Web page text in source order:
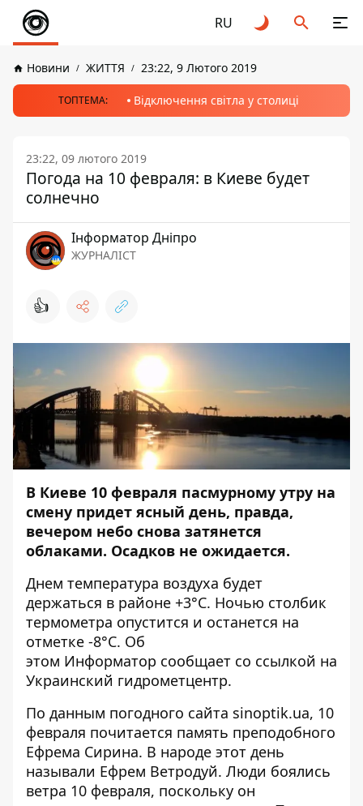
RU
Новини ЖИТТЯ 23:22, 9 Лютого 2019
ТОПТЕМА: Відключення світла у столиці
23:22, 09 лютого 2019
Погода на 10 февраля: в Киеве будет
солнечно
Інформатор Дніпро
ЖУРНАЛІСТ
👍
В Киеве 10 февраля пасмурному утру на
смену придет ясный день, правда,
вечером небо снова затянется
облаками. Осадков не ожидается.
Днем температура воздуха будет
держаться в районе +3°C. Ночью столбик
термометра опустится и останется на
отметке -8°C. Об
этом Информатор сообщает со ссылкой на
Украинский гидрометцентр.
По данным погодного сайта sinoptik.ua, 10
февраля почитается память преподобного
Ефрема Сирина. В народе этот день
называли Ефрем Ветродуй. Люди боялись
ветра 10 февраля, поскольку он